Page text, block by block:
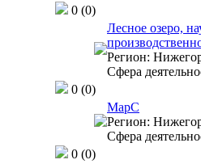
0 (0)
Лесное озеро,
Регион:
Сфера
0 (0)
МарС
Регион:
Сфера
0 (0)